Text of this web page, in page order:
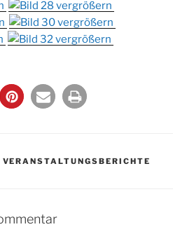
VERANSTALTUNGSBERICHTE